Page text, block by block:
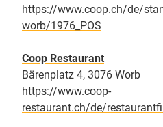
https://www.coop.ch/de/
worb/1976_POS
Coop Restaurant
Bärenplatz 4, 3076 Worb
https://www.coop-
restaurant.ch/de/